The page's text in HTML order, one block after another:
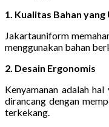
1. Kualitas Bahan yang
Jakartauniform
menggunakan bahan
2. Desain Ergonomis
Kenyamanan adalah
dirancang dengan
terkekang.